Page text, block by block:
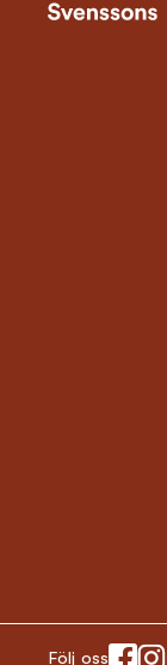
Följ oss